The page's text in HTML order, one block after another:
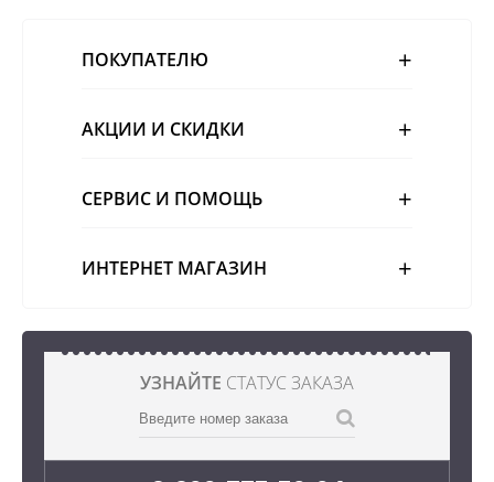
ПОКУПАТЕЛЮ
АКЦИИ И СКИДКИ
СЕРВИС И ПОМОЩЬ
ИНТЕРНЕТ МАГАЗИН
УЗНАЙТЕ СТАТУС ЗАКАЗА